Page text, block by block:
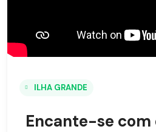
ILHA GRANDE
Encante-se com